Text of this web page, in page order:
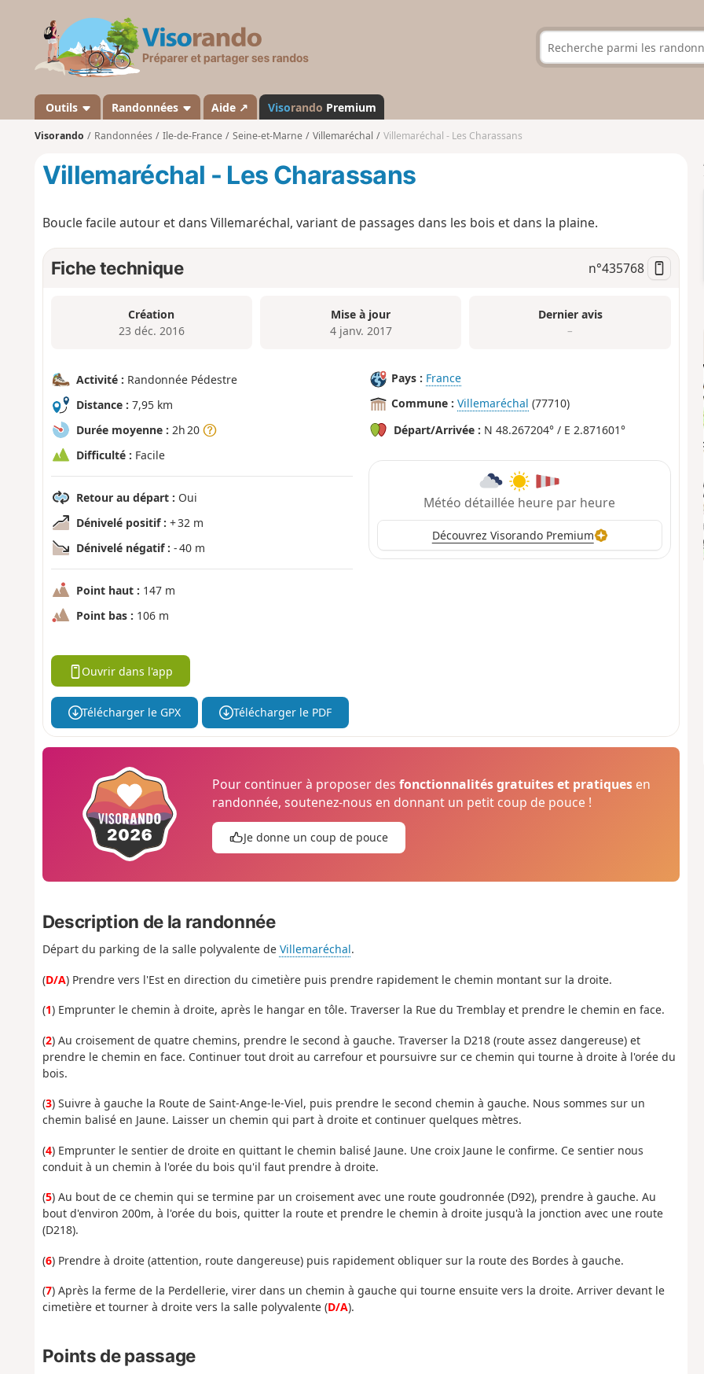
s
a
n
d
Outils Randonnées Aide ↗ Visorando Premium
Visorando Randonnées Ile-de-France Seine-et-Marne Villemaréchal Villemaréchal - Les Charassans
Villemaréchal - Les Charassans
Boucle facile autour et dans Villemaréchal, variant de passages dans les bois et dans la plaine.
Fiche technique n°435768
Création
23 déc. 2016
Mise à jour
4 janv. 2017
Dernier avis
–
Activité : Randonnée Pédestre
Distance : 7,95 km
Durée moyenne : 2h 20
Difficulté : Facile
Retour au départ : Oui
Dénivelé positif : + 32 m
Dénivelé négatif : - 40 m
Point haut : 147 m
Point bas : 106 m
Pays : France
Commune : Villemaréchal (77710)
Départ/Arrivée : N 48.267204° / E 2.871601°
Météo détaillée heure par heure
Découvrez Visorando Premium
Ouvrir dans l'app
Télécharger le GPX Télécharger le PDF
Pour continuer à proposer desfonctionnalités gratuites et pratiques en
randonnée, soutenez-nous en donnant un petit coup de pouce !
Je donne un coup de pouce
Description de la randonnée
Départ du parking de la salle polyvalente de Villemaréchal.
(D/A) Prendre vers l'Est en direction du cimetière puis prendre rapidement le chemin montant sur la droite.
(1) Emprunter le chemin à droite, après le hangar en tôle. Traverser la Rue du Tremblay et prendre le chemin en face.
(2) Au croisement de quatre chemins, prendre le second à gauche. Traverser la D218 (route assez dangereuse) et
prendre le chemin en face. Continuer tout droit au carrefour et poursuivre sur ce chemin qui tourne à droite à l'orée du
bois.
(3) Suivre à gauche la Route de Saint-Ange-le-Viel, puis prendre le second chemin à gauche. Nous sommes sur un
chemin balisé en Jaune. Laisser un chemin qui part à droite et continuer quelques mètres.
(4) Emprunter le sentier de droite en quittant le chemin balisé Jaune. Une croix Jaune le confirme. Ce sentier nous
conduit à un chemin à l'orée du bois qu'il faut prendre à droite.
(5) Au bout de ce chemin qui se termine par un croisement avec une route goudronnée (D92), prendre à gauche. Au
bout d'environ 200m, à l'orée du bois, quitter la route et prendre le chemin à droite jusqu'à la jonction avec une route
(D218).
(6) Prendre à droite (attention, route dangereuse) puis rapidement obliquer sur la route des Bordes à gauche.
(7) Après la ferme de la Perdellerie, virer dans un chemin à gauche qui tourne ensuite vers la droite. Arriver devant le
cimetière et tourner à droite vers la salle polyvalente (D/A).
Points de passage